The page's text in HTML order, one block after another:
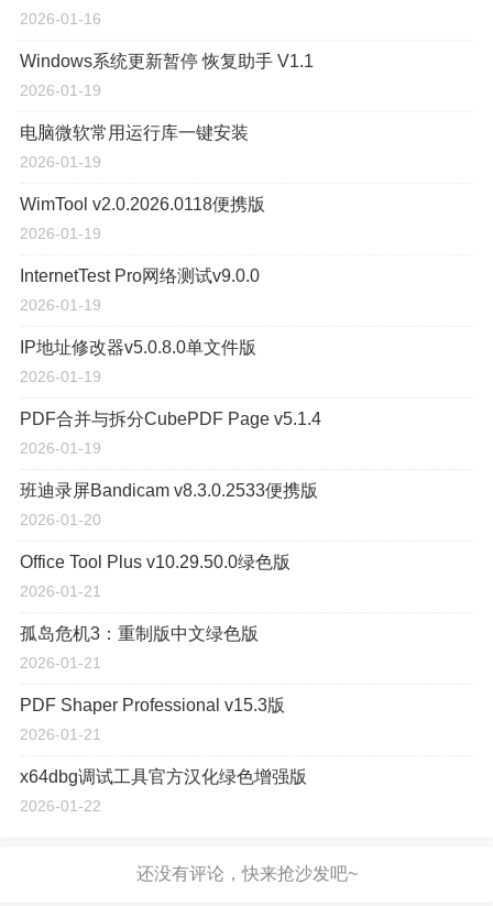
2026-01-16
Windows系统更新暂停 恢复助手 V1.1
2026-01-19
电脑微软常用运行库一键安装
2026-01-19
WimTool v2.0.2026.0118便携版
2026-01-19
InternetTest Pro网络测试v9.0.0
2026-01-19
IP地址修改器v5.0.8.0单文件版
2026-01-19
PDF合并与拆分CubePDF Page v5.1.4
2026-01-19
班迪录屏Bandicam v8.3.0.2533便携版
2026-01-20
Office Tool Plus v10.29.50.0绿色版
2026-01-21
孤岛危机3：重制版中文绿色版
2026-01-21
PDF Shaper Professional v15.3版
2026-01-21
x64dbg调试工具官方汉化绿色增强版
2026-01-22